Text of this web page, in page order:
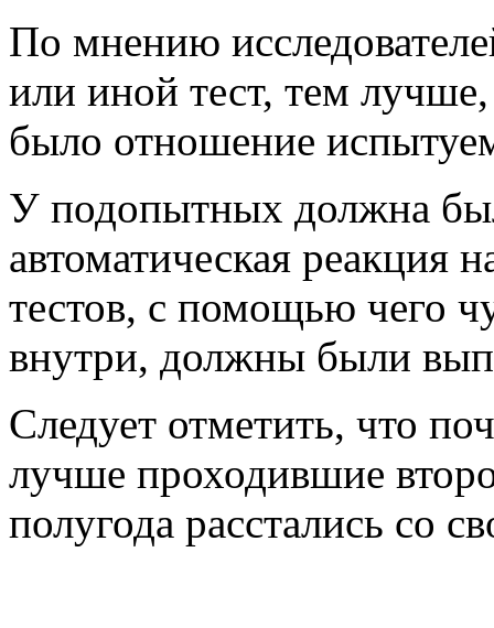
По мнению
или иной тест, тем
было отношение
У подопытных должна
автоматическая реакция
тестов, с помощью чего
внутри, должны были
Следует отметить, что
лучше проходившие
полугода расстались со